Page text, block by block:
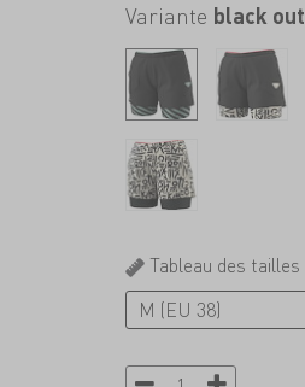
Variante black out
Tableau des tailles